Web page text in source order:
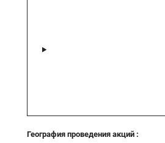
География проведения акций :